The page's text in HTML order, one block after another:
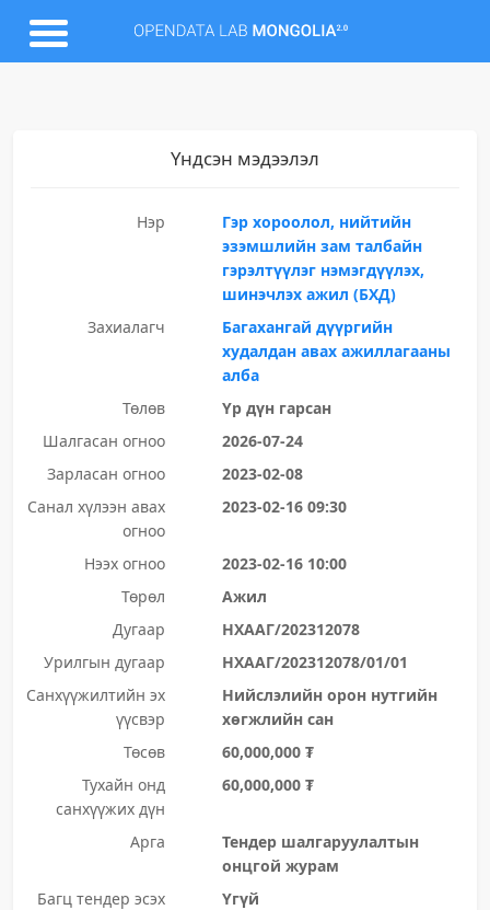
Үндсэн мэдээлэл
Нэр
Гэр хороолол, нийтийн
эзэмшлийн зам талбайн
гэрэлтүүлэг нэмэгдүүлэх,
шинэчлэх ажил (БХД)
Захиалагч
Багахангай дүүргийн
худалдан авах ажиллагааны
алба
Төлөв
Үр дүн гарсан
Шалгасан огноо
2026-07-24
Зарласан огноо
2023-02-08
Санал хүлээн авах
огноо
2023-02-16 09:30
Нээх огноо
2023-02-16 10:00
Төрөл
Ажил
Дугаар
НХААГ/202312078
Урилгын дугаар
НХААГ/202312078/01/01
Санхүүжилтийн эх
үүсвэр
Нийслэлийн орон нутгийн
хөгжлийн сан
Төсөв
60,000,000 ₮
Тухайн онд
санхүүжих дүн
60,000,000 ₮
Арга
Тендер шалгаруулалтын
онцгой журам
Багц тендер эсэх
Үгүй